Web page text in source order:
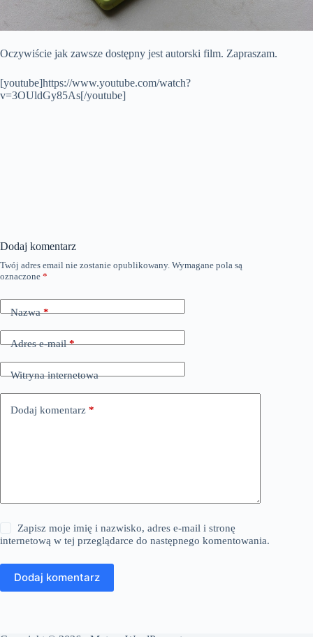
Oczywiście jak zawsze dostępny jest autorski film. Zapraszam.
[youtube]https://www.youtube.com/watch?
v=3OUldGy85As[/youtube]
Dodaj komentarz
Twój adres email nie zostanie opublikowany. Wymagane pola są
oznaczone *
Nazwa*
Adres e-mail*
Witryna internetowa
Dodaj komentarz *
Zapisz moje imię i nazwisko, adres e-mail i stronę
internetową w tej przeglądarce do następnego komentowania.
Dodaj komentarz